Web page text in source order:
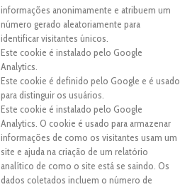
informações anonimamente e atribuem um
número gerado aleatoriamente para
identificar visitantes únicos.
Este cookie é instalado pelo Google
Analytics.
Este cookie é definido pelo Google e é usado
para distinguir os usuários.
Este cookie é instalado pelo Google
Analytics. O cookie é usado para armazenar
informações de como os visitantes usam um
site e ajuda na criação de um relatório
analítico de como o site está se saindo. Os
dados coletados incluem o número de